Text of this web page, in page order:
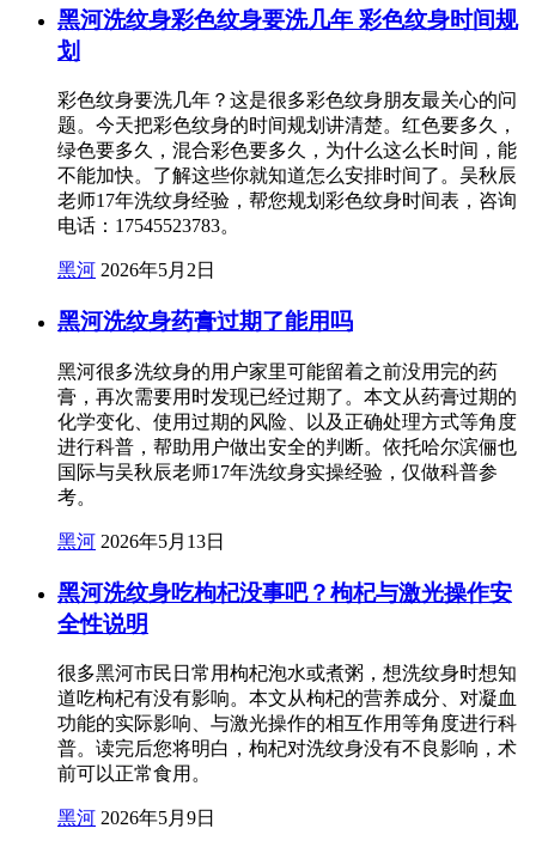
黑河洗纹身彩色纹身要洗几年 彩色纹身时间规
划
彩色纹身要洗几年？这是很多彩色纹身朋友最关心的问
题。今天把彩色纹身的时间规划讲清楚。红色要多久，
绿色要多久，混合彩色要多久，为什么这么长时间，能
不能加快。了解这些你就知道怎么安排时间了。吴秋辰
老师17年洗纹身经验，帮您规划彩色纹身时间表，咨询
电话：17545523783。
黑河 2026年5月2日
黑河洗纹身药膏过期了能用吗
黑河很多洗纹身的用户家里可能留着之前没用完的药
膏，再次需要用时发现已经过期了。本文从药膏过期的
化学变化、使用过期的风险、以及正确处理方式等角度
进行科普，帮助用户做出安全的判断。依托哈尔滨俪也
国际与吴秋辰老师17年洗纹身实操经验，仅做科普参
考。
黑河 2026年5月13日
黑河洗纹身吃枸杞没事吧？枸杞与激光操作安
全性说明
很多黑河市民日常用枸杞泡水或煮粥，想洗纹身时想知
道吃枸杞有没有影响。本文从枸杞的营养成分、对凝血
功能的实际影响、与激光操作的相互作用等角度进行科
普。读完后您将明白，枸杞对洗纹身没有不良影响，术
前可以正常食用。
黑河 2026年5月9日